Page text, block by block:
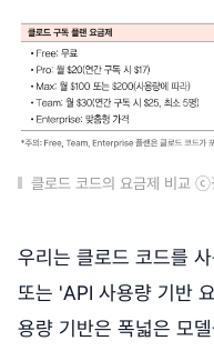
클로드 코드의 요금제 비교 ⓒ
우리는 클로드 코드를
또는 'API 사용량 기반
용량 기반은 폭넓은 모